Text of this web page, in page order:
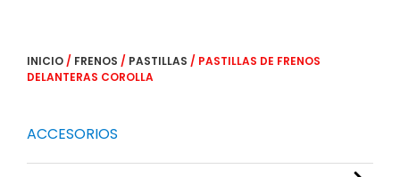
INICIO / FRENOS / PASTILLAS / PASTILLAS DE FRENOS
DELANTERAS COROLLA
ACCESORIOS